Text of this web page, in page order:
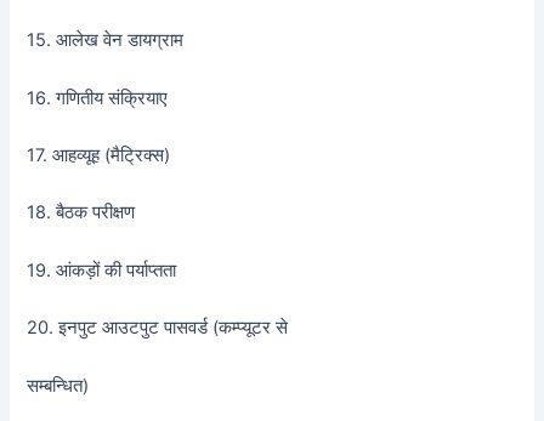
15. आलेख वेन डायग्राम
16. गणितीय संक्रियाए
17. आहव्यूह (मैट्रिक्स)
18. बैठक परीक्षण
19. आंकड़ों की पर्याप्तता
20. इनपुट आउटपुट पासवर्ड (कम्प्यूटर से
सम्बन्धित)